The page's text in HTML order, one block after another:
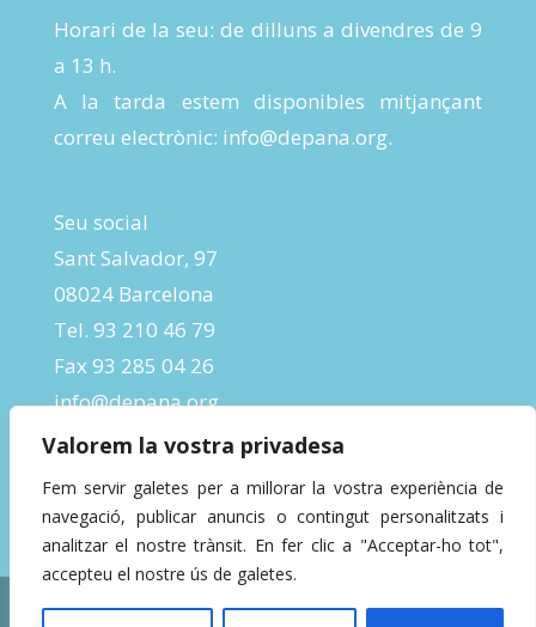
Valorem la vostra privadesa
Fem servir galetes per a millorar la vostra experiència de
navegació, publicar anuncis o contingut personalitzats i
analitzar el nostre trànsit. En fer clic a "Acceptar-ho tot",
accepteu el nostre ús de galetes.
Horari de la seu: de dilluns a divendres de 9
a 13 h.
A la tarda estem disponibles mitjançant
correu electrònic: info@depana.org.
Seu social
Sant Salvador, 97
08024 Barcelona
Tel. 93 210 46 79
Fax 93 285 04 26
info@depana.org
Designed byInBeta Crafts| Powered by